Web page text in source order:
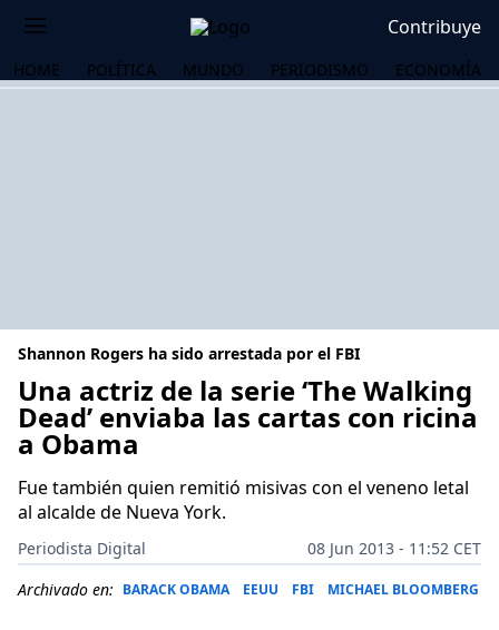
Contribuye
HOME POLÍTICA MUNDO PERIODISMO ECONOMÍA
Shannon Rogers ha sido arrestada por el FBI
Una actriz de la serie ‘The Walking
Dead’ enviaba las cartas con ricina
a Obama
Fue también quien remitió misivas con el veneno letal
al alcalde de Nueva York.
Periodista Digital
08 Jun 2013 - 11:52 CET
Archivado en: BARACK OBAMA EEUU FBI MICHAEL BLOOMBERG